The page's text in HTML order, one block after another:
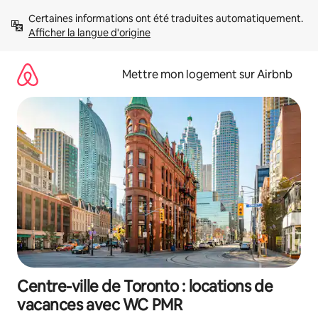
directement
Afficher la langue d'origine
Mettre mon logement sur Airbnb
Centre-ville de Toronto : locations de
vacances avec WC PMR